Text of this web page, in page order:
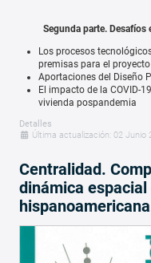
Segunda parte.
Los procesos
premisas para el
Aportaciones del Diseño
El impacto de la COVID-
vivienda pospandemia
Detalles
Última actualización: 02 Junio
Centralidad.
dinámica espacial